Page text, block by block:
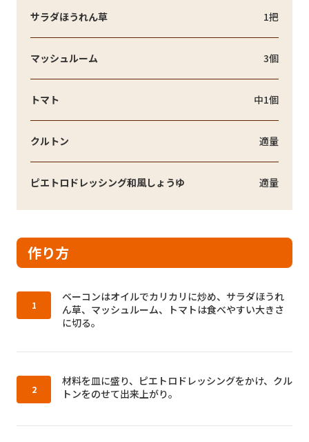
サラダほうれん草 1把
マッシュルーム 3個
トマト 中1個
クルトン 適量
ピエトロドレッシング和風しょうゆ 適量
作り方
作り方1：
ベーコンはオイルでカリカリに炒め、サラダほうれ
ん草、マッシュルーム、トマトは食べやすい大きさ
に切る。
作り方2：
材料を皿に盛り、ピエトロドレッシングをかけ、クル
トンをのせて出来上がり。